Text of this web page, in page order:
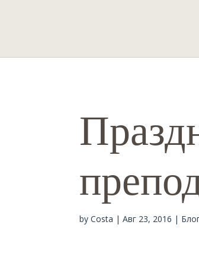
byCosta |Авг 23, 2016 |